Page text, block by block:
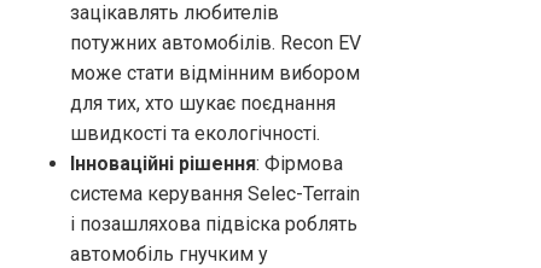
зацікавлять любителів
потужних автомобілів. Recon EV
може стати відмінним вибором
для тих, хто шукає поєднання
швидкості та екологічності.
Інноваційні рішення: Фірмова
система керування Selec-Terrain
і позашляхова підвіска роблять
автомобіль гнучким у